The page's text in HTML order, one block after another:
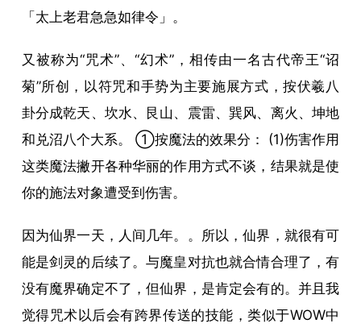
「太上老君急急如律令」。
又被称为“咒术”、“幻术”，相传由一名古代帝王“诏
菊”所创，以符咒和手势为主要施展方式，按伏羲八
卦分成乾天、坎水、艮山、震雷、巽风、离火、坤地
和兑沼八个大系。 ①按魔法的效果分： (1)伤害作用
这类魔法撇开各种华丽的作用方式不谈，结果就是使
你的施法对象遭受到伤害。
因为仙界一天，人间几年。。所以，仙界，就很有可
能是剑灵的后续了。与魔皇对抗也就合情合理了，有
没有魔界确定不了，但仙界，是肯定会有的。并且我
觉得咒术以后会有跨界传送的技能，类似于WOW中